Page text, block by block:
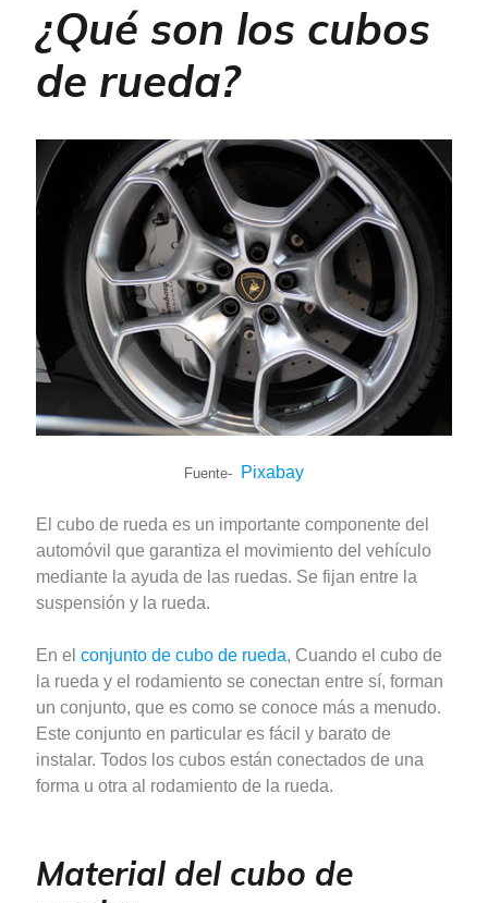
¿Qué son los cubos
de rueda?
Fuente- Pixabay
El cubo de rueda es un importante componente del
automóvil que garantiza el movimiento del vehículo
mediante la ayuda de las ruedas. Se fijan entre la
suspensión y la rueda.
En el conjunto de cubo de rueda, Cuando el cubo de
la rueda y el rodamiento se conectan entre sí, forman
un conjunto, que es como se conoce más a menudo.
Este conjunto en particular es fácil y barato de
instalar. Todos los cubos están conectados de una
forma u otra al rodamiento de la rueda.
Material del cubo de